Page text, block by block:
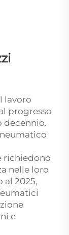
lavoro
progresso
decennio.
richiedono
nelle loro
al 2025,
e